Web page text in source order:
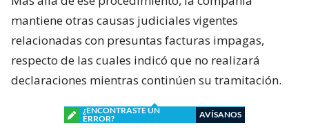
mantiene otras causas judiciales vigentes
relacionadas con presuntas facturas impagas,
respecto de las cuales indicó que no realizará
declaraciones mientras continúen su tramitación.
¿ENCONTRASTE UN
ERROR?
AVÍSANOS